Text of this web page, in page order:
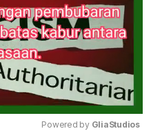
Powered by GliaStudios